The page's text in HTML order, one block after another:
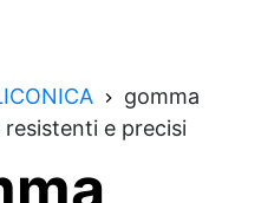
gomma
e precisi